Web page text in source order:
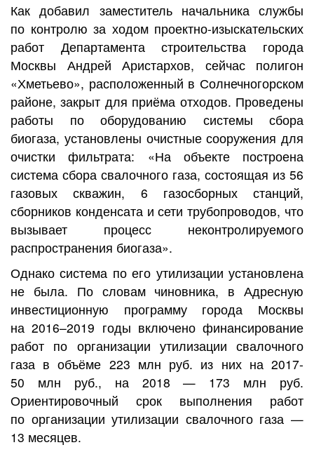
Как добавил заместитель начальника службы
по контролю за ходом проектно-изыскательских
работ Департамента строительства города
Москвы Андрей Аристархов, сейчас полигон
«Хметьево», расположенный в Солнечногорском
районе, закрыт для приёма отходов. Проведены
работы по оборудованию системы сбора
биогаза, установлены очистные сооружения для
очистки фильтрата: «На объекте построена
система сбора свалочного газа, состоящая из 56
газовых скважин, 6 газосборных станций,
сборников конденсата и сети трубопроводов, что
вызывает процесс неконтролируемого
распространения биогаза».
Однако система по его утилизации установлена
не была. По словам чиновника, в Адресную
инвестиционную программу города Москвы
на 2016–2019 годы включено финансирование
работ по организации утилизации свалочного
газа в объёме 223 млн руб. из них на 2017-
50 млн руб., на 2018 — 173 млн руб.
Ориентировочный срок выполнения работ
по организации утилизации свалочного газа —
13 месяцев.